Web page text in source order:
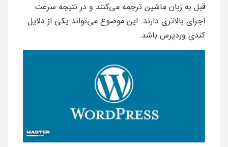
قبل به زبان ماشین ترجمه می‌کنند و در نتیجه سرعت
اجرای بالاتری دارند. این موضوع می‌تواند یکی از دلایل
کندی وردپرس باشد.